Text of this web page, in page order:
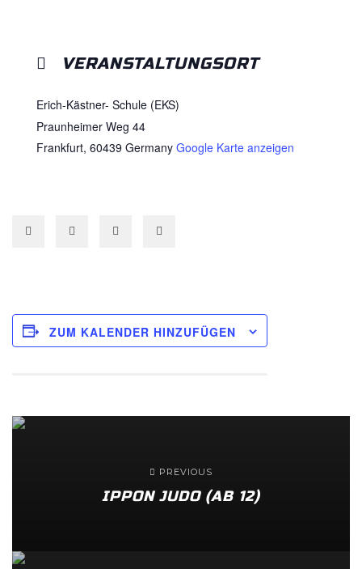
VERANSTALTUNGSORT
Erich-Kästner- Schule (EKS)
Praunheimer Weg 44
Frankfurt, 60439 Germany Google Karte anzeigen
ZUM KALENDER HINZUFÜGEN
PREVIOUS
IPPON JUDO (AB 12)